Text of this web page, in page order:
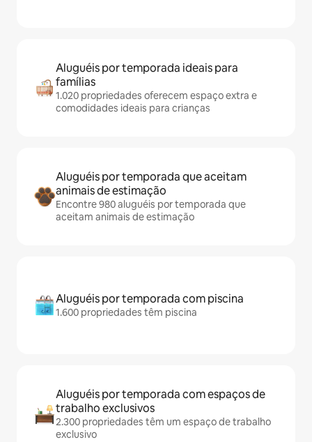
Aluguéis por temporada ideais para
famílias
1.020 propriedades oferecem espaço extra e
comodidades ideais para crianças
Aluguéis por temporada que aceitam
animais de estimação
Encontre 980 aluguéis por temporada que
aceitam animais de estimação
Aluguéis por temporada com piscina
1.600 propriedades têm piscina
Aluguéis por temporada com espaços de
trabalho exclusivos
2.300 propriedades têm um espaço de trabalho
exclusivo